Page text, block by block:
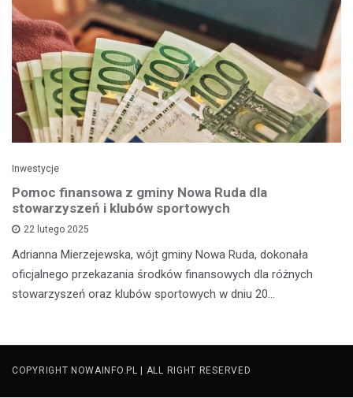
Inwestycje
Pomoc finansowa z gminy Nowa Ruda dla
stowarzyszeń i klubów sportowych
22 lutego 2025
Adrianna Mierzejewska, wójt gminy Nowa Ruda, dokonała
oficjalnego przekazania środków finansowych dla różnych
stowarzyszeń oraz klubów sportowych w dniu 20…
COPYRIGHT NOWAINFO.PL | ALL RIGHT RESERVED